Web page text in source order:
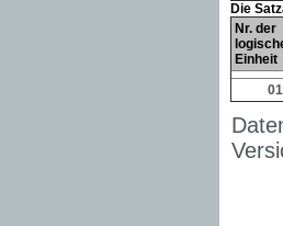
Die
Nr. der
Einheit